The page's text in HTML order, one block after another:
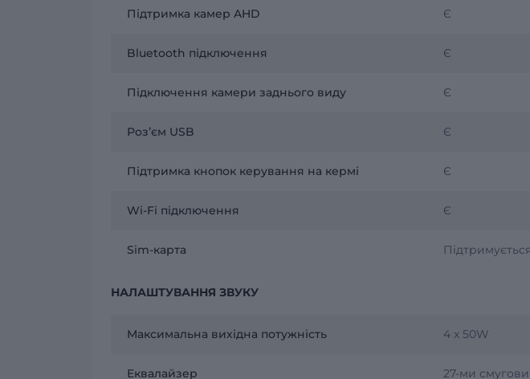
Підтримка камер AHD Є
Bluetooth підключення Є
Підключення камери заднього виду Є
Розʼєм USB Є
Підтримка кнопок керування на кермі Є
Wi-Fi підключення Є
Sim-карта Підтримується
НАЛАШТУВАННЯ ЗВУКУ
Максимальна вихідна потужність 4 x 50W
Еквалайзер 27-ми